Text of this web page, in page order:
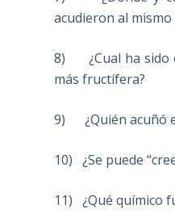
acudieron al
8) ¿Cual ha sido
más fructífera?
9) ¿Quién acuñó el
10) ¿Se puede
11) ¿Qué químico